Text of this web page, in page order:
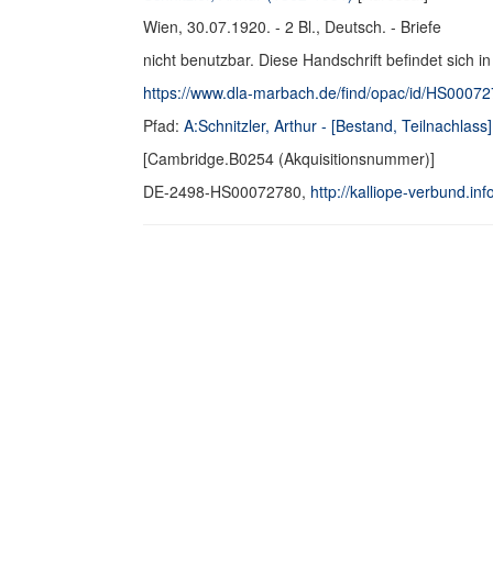
Wien, 30.07.1920. - 2 Bl., Deutsch. - Briefe
nicht benutzbar. Diese Handschrift befindet sich
https://www.dla-marbach.de/find/opac/id/
Pfad: A:Schnitzler, Arthur - [Bestand, Teilnachlass]
[Cambridge.B0254 (Akquisitionsnummer)]
DE-2498-HS00072780, http://kalliope-